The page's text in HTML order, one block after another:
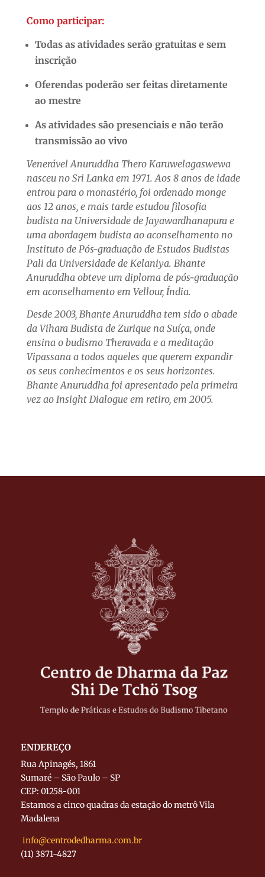
Como participar:
Todas as atividades serão gratuitas e sem
inscrição
Oferendas poderão ser feitas diretamente
ao mestre
As atividades são presenciais e não terão
transmissão ao vivo
Venerável Anuruddha Thero Karuwelagaswewa
nasceu no Sri Lanka em 1971. Aos 8 anos de idade
entrou para o monastério, foi ordenado monge
aos 12 anos, e mais tarde estudou filosofia
budista na Universidade de Jayawardhanapura e
uma abordagem budista ao aconselhamento no
Instituto de Pós-graduação de Estudos Budistas
Pali da Universidade de Kelaniya. Bhante
Anuruddha obteve um diploma de pós-graduação
em aconselhamento em Vellour, Índia.
Desde 2003, Bhante Anuruddha tem sido o abade
da Vihara Budista de Zurique na Suíça, onde
ensina o budismo Theravada e a meditação
Vipassana a todos aqueles que querem expandir
os seus conhecimentos e os seus horizontes.
Bhante Anuruddha foi apresentado pela primeira
vez ao Insight Dialogue em retiro, em 2005.
ENDEREÇO
Rua Apinagés, 1861
Sumaré – São Paulo – SP
CEP: 01258-001
Estamos a cinco quadras da estação do metrô Vila
Madalena
info@centrodedharma.com.br
(11) 3871-4827